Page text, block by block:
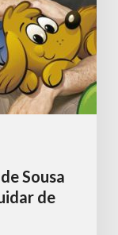
Sousa
de